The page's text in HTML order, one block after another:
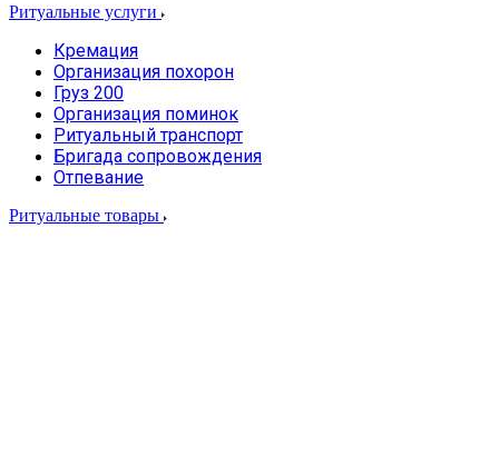
Ритуальные услуги
Кремация
Организация похорон
Груз 200
Организация поминок
Ритуальный транспорт
Бригада сопровождения
Отпевание
Ритуальные товары